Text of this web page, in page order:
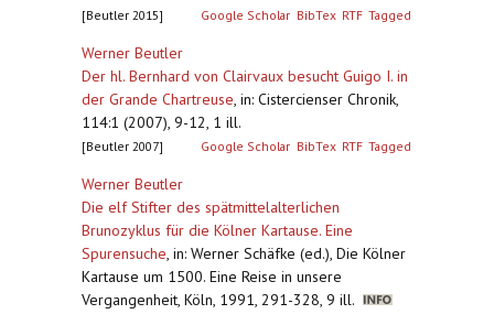
[Beutler 2015] Google Scholar BibTex RTF Tagged
Werner Beutler
Der hl. Bernhard von Clairvaux besucht Guigo I. in
der Grande Chartreuse, in: Cistercienser Chronik,
114:1 (2007), 9-12, 1 ill.
[Beutler 2007] Google Scholar BibTex RTF Tagged
Werner Beutler
Die elf Stifter des spätmittelalterlichen
Brunozyklus für die Kölner Kartause. Eine
Spurensuche, in: Werner Schäfke (ed.), Die Kölner
Kartause um 1500. Eine Reise in unsere
Vergangenheit, Köln, 1991, 291-328, 9 ill.